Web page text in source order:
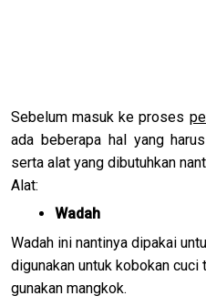
Sebelum masuk ke proses
ada beberapa hal yang
serta alat yang dibutuhkan
Alat:
Wadah
Wadah ini nantinya dipakai
digunakan untuk kobokan cuci
gunakan mangkok.